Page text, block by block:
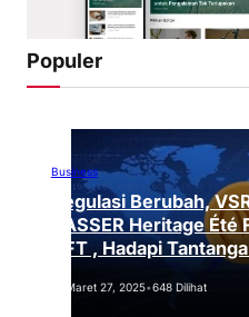
Populer
Business
Regulasi Berubah,
VASSER Heritage
NFT , Hadapi
Maret 27, 2025•648 Dilihat